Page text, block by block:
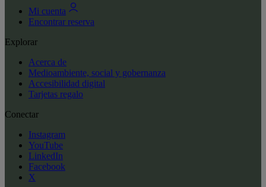
Mi cuenta
Encontrar reserva
Explorar
Acerca de
Medioambiente, social y gobernanza
Accesibilidad digital
Tarjetas regalo
Conectar
Instagram
YouTube
LinkedIn
Facebook
X